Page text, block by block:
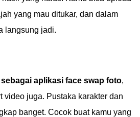
yang mau ditukar, dan dalam
langsung jadi.
aplikasi face swap foto,
video juga. Pustaka karakter dan
banget. Cocok buat kamu yang